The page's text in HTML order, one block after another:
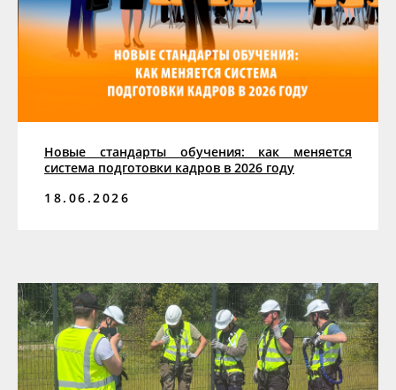
Новые стандарты обучения: как меняется
система подготовки кадров в 2026 году
18.06.2026